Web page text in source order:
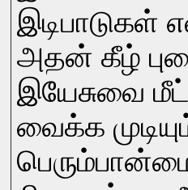
இடிபாடுகள்
அதன் கீழ்
இயேசுவை
வைக்க
பெரும்பான்மை